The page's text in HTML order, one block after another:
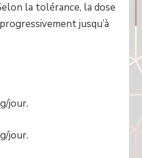
la tolérance, la dose
jusqu’à
jour.
jour.